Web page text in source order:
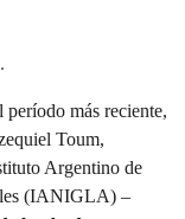
más reciente,
Toum,
Argentino de
(IANIGLA) –